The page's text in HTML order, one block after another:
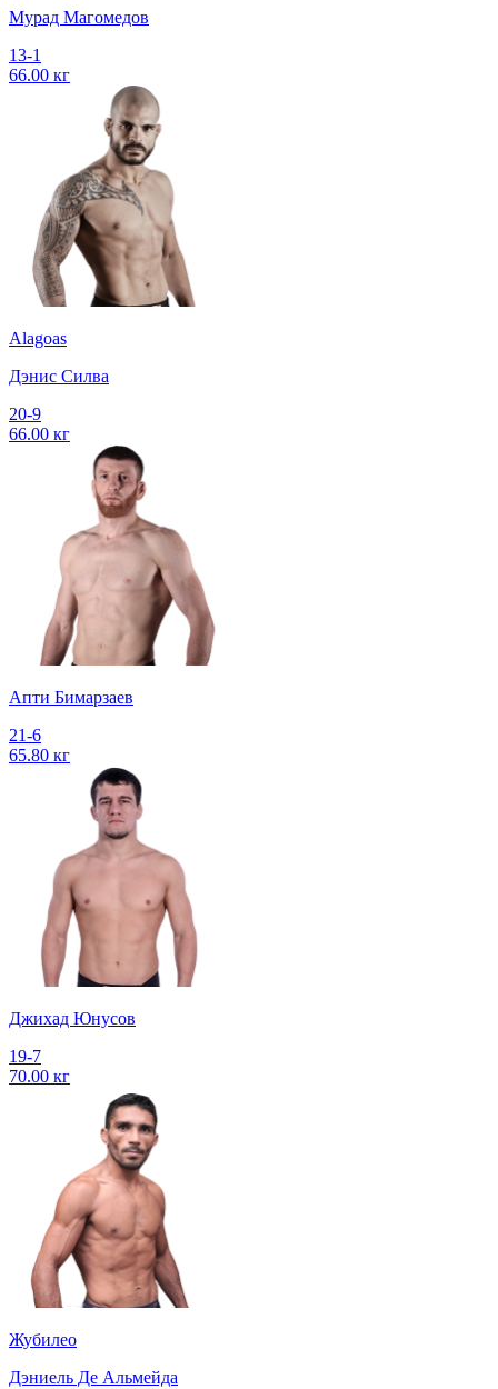
Мурад Магомедов
13-1
66.00 кг
Alagoas
Дэнис Силва
20-9
66.00 кг
Апти Бимарзаев
21-6
65.80 кг
Джихад Юнусов
19-7
70.00 кг
Жубилео
Дэниель Де Альмейда